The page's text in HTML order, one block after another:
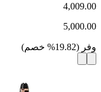
4,009.00
5,000.00
وفر (
19.82
% خصم)